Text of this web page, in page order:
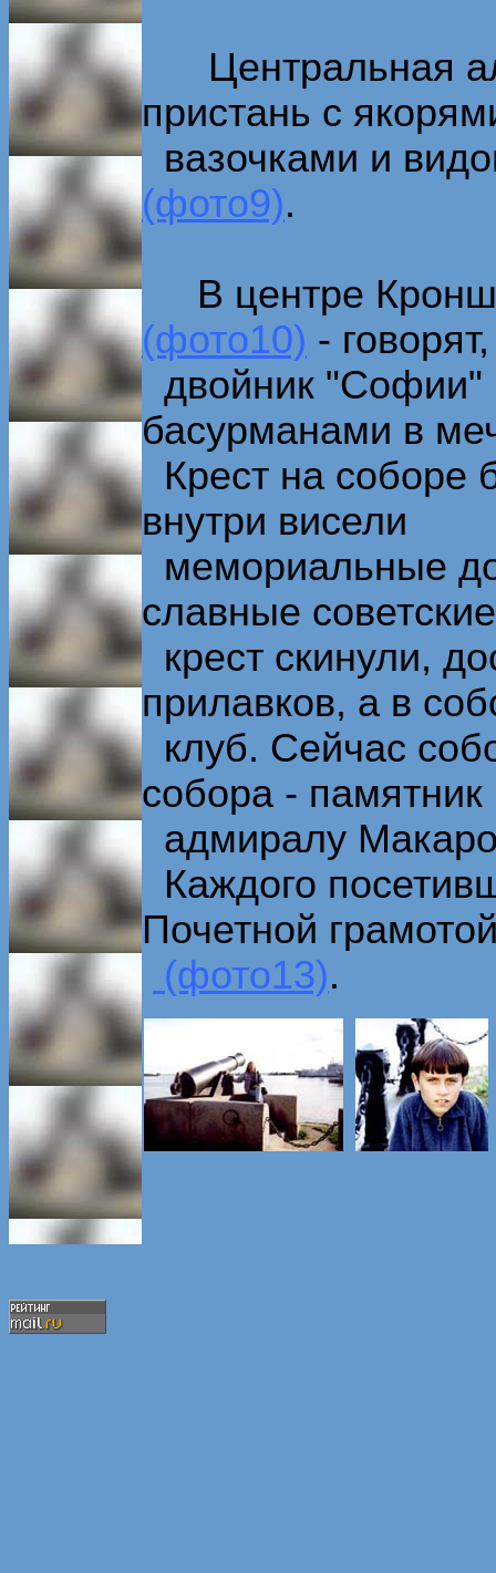
Центральная
пристань с
вазочками и
(фото9).
В центре
(фото10) - говорят,
двойник "Софии"
басурманами в
Крест на соборе
внутри висели
мемориальные
славные
крест скинули,
прилавков, а в
клуб. Сейчас
собора - памятник
адмиралу
Каждого
Почетной
(фото13)